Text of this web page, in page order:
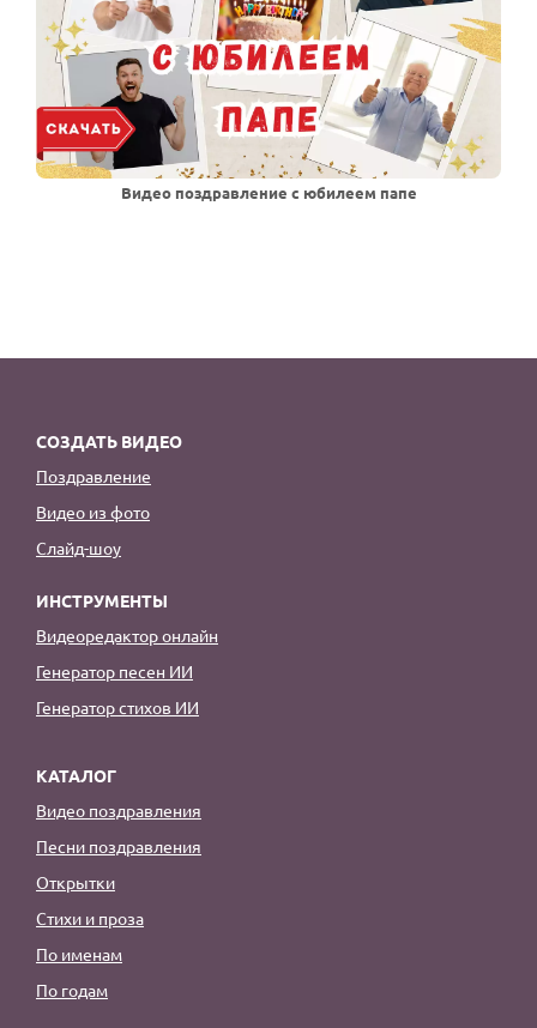
Видео поздравление с юбилеем папе
СОЗДАТЬ ВИДЕО
Поздравление
Видео из фото
Слайд-шоу
ИНСТРУМЕНТЫ
Видеоредактор онлайн
Генератор песен ИИ
Генератор стихов ИИ
КАТАЛОГ
Видео поздравления
Песни поздравления
Открытки
Стихи и проза
По именам
По годам